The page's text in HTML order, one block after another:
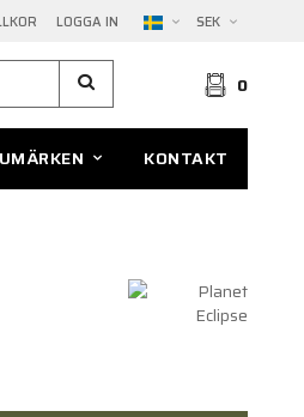
LOGGA IN SEK
0
KONTAKT